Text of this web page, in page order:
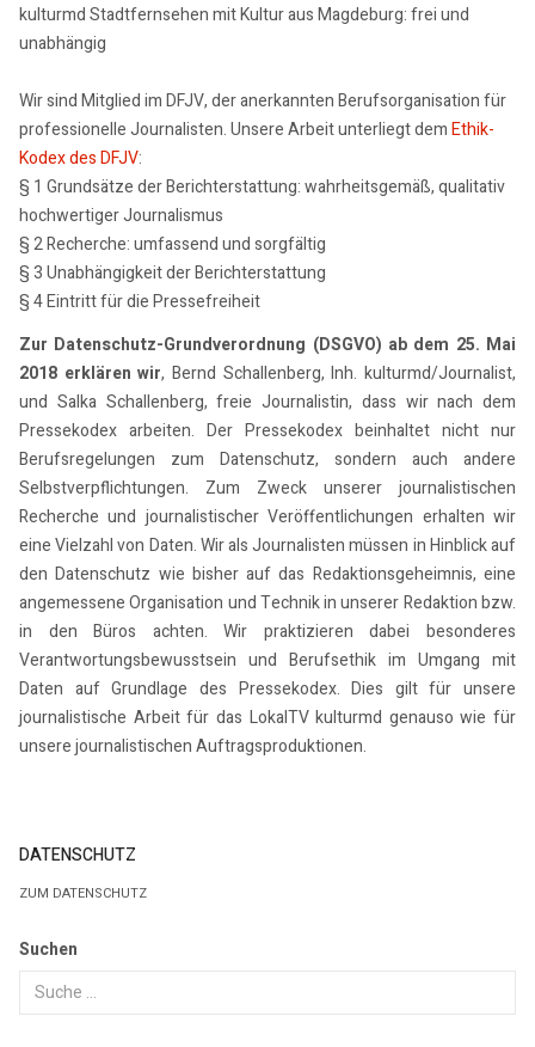
kulturmd Stadtfernsehen mit Kultur aus Magdeburg: frei und
unabhängig
Wir sind Mitglied im DFJV, der anerkannten Berufsorganisation für
professionelle Journalisten. Unsere Arbeit unterliegt demEthik-
Kodex des DFJV:
§ 1 Grundsätze der Berichterstattung: wahrheitsgemäß, qualitativ
hochwertiger Journalismus
§ 2 Recherche: umfassend und sorgfältig
§ 3 Unabhängigkeit der Berichterstattung
§ 4 Eintritt für die Pressefreiheit
Zur Datenschutz-Grundverordnung (DSGVO) ab dem 25. Mai
2018 erklären wir, Bernd Schallenberg, Inh. kulturmd/Journalist,
und Salka Schallenberg, freie Journalistin, dass wir nach dem
Pressekodex arbeiten. Der Pressekodex beinhaltet nicht nur
Berufsregelungen zum Datenschutz, sondern auch andere
Selbstverpflichtungen. Zum Zweck unserer journalistischen
Recherche und journalistischer Veröffentlichungen erhalten wir
eine Vielzahl von Daten. Wir als Journalisten müssen in Hinblick auf
den Datenschutz wie bisher auf das Redaktionsgeheimnis, eine
angemessene Organisation und Technik in unserer Redaktion bzw.
in den Büros achten. Wir praktizieren dabei besonderes
Verantwortungsbewusstsein und Berufsethik im Umgang mit
Daten auf Grundlage des Pressekodex. Dies gilt für unsere
journalistische Arbeit für das LokalTV kulturmd genauso wie für
unsere journalistischen Auftragsproduktionen.
DATENSCHUTZ
ZUM DATENSCHUTZ
Suchen